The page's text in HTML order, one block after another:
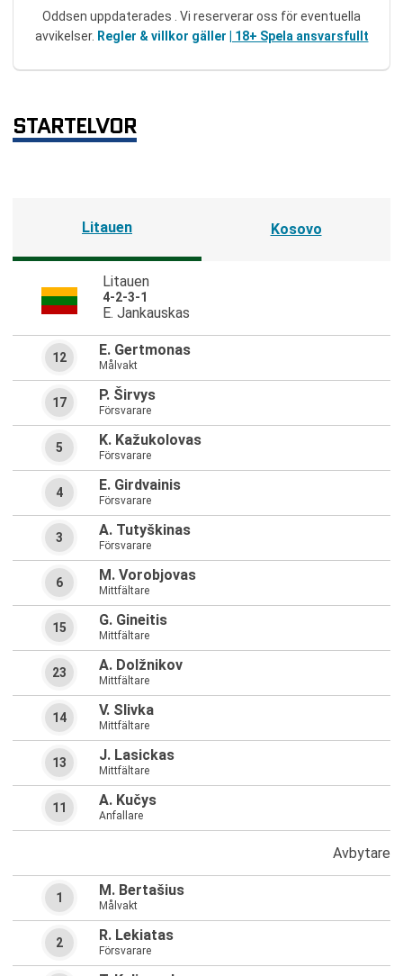
Oddsen uppdaterades . Vi reserverar oss för eventuella
avvikelser. Regler & villkor gäller | 18+ Spela ansvarsfullt
STARTELVOR
Litauen Kosovo
Litauen
4-2-3-1
E. Jankauskas
E. Gertmonas
Målvakt
12
P. Širvys
Försvarare
17
K. Kažukolovas
Försvarare
5
E. Girdvainis
Försvarare
4
A. Tutyškinas
Försvarare
3
M. Vorobjovas
Mittfältare
6
G. Gineitis
Mittfältare
15
A. Dolžnikov
Mittfältare
23
V. Slivka
Mittfältare
14
J. Lasickas
Mittfältare
13
A. Kučys
Anfallare
11
Avbytare
M. Bertašius
Målvakt
1
R. Lekiatas
Försvarare
2